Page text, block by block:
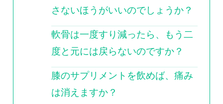
さないほうがいいのでしょうか？
軟骨は一度すり減ったら、もう二
度と元には戻らないのですか？
膝のサプリメントを飲めば、痛み
は消えますか？